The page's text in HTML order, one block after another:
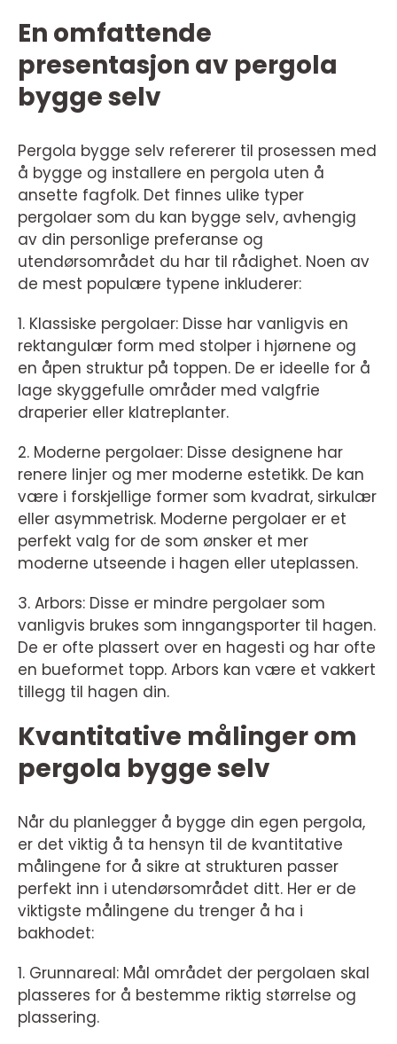
En omfattende
presentasjon av pergola
bygge selv
Pergola bygge selv refererer til prosessen med
å bygge og installere en pergola uten å
ansette fagfolk. Det finnes ulike typer
pergolaer som du kan bygge selv, avhengig
av din personlige preferanse og
utendørsområdet du har til rådighet. Noen av
de mest populære typene inkluderer:
1. Klassiske pergolaer: Disse har vanligvis en
rektangulær form med stolper i hjørnene og
en åpen struktur på toppen. De er ideelle for å
lage skyggefulle områder med valgfrie
draperier eller klatreplanter.
2. Moderne pergolaer: Disse designene har
renere linjer og mer moderne estetikk. De kan
være i forskjellige former som kvadrat, sirkulær
eller asymmetrisk. Moderne pergolaer er et
perfekt valg for de som ønsker et mer
moderne utseende i hagen eller uteplassen.
3. Arbors: Disse er mindre pergolaer som
vanligvis brukes som inngangsporter til hagen.
De er ofte plassert over en hagesti og har ofte
en bueformet topp. Arbors kan være et vakkert
tillegg til hagen din.
Kvantitative målinger om
pergola bygge selv
Når du planlegger å bygge din egen pergola,
er det viktig å ta hensyn til de kvantitative
målingene for å sikre at strukturen passer
perfekt inn i utendørsområdet ditt. Her er de
viktigste målingene du trenger å ha i
bakhodet:
1. Grunnareal: Mål området der pergolaen skal
plasseres for å bestemme riktig størrelse og
plassering.